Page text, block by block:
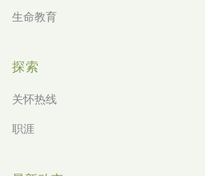
生命教育
探索
关怀热线
职涯